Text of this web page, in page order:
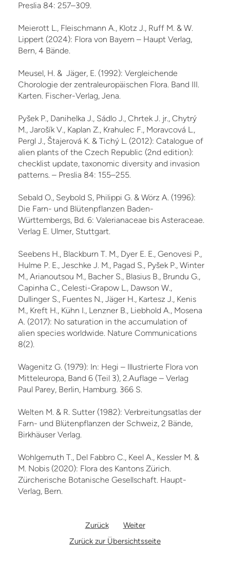
Preslia 84: 257–309.
Meierott L., Fleischmann A., Klotz J., Ruff M. & W.
Lippert (2024): Flora von Bayern – Haupt Verlag,
Bern, 4 Bände.
Meusel, H. & Jäger, E. (1992): Vergleichende
Chorologie der zentraleuropäischen Flora. Band III.
Karten. Fischer-Verlag, Jena.
Pyšek P., Danihelka J., Sádlo J., Chrtek J. jr., Chytrý
M., Jarošík V., Kaplan Z., Krahulec F., Moravcová L.,
Pergl J., Štajerová K. & Tichý L. (2012): Catalogue of
alien plants of the Czech Re­public (2nd edition):
checklist update, taxonomic diversity and invasion
patterns. – Preslia 84: 155–255.
Sebald O., Seybold S, Philippi G. & Wörz A. (1996):
Die Farn- und Blütenpflanzen Baden-
Württembergs, Bd. 6: Valerianaceae bis Asteraceae.
Verlag E. Ulmer, Stuttgart.
Seebens H., Blackburn T. M., Dyer E. E., Genovesi P.,
Hulme P. E., Jeschke J. M., Pagad S., Pyšek P., Winter
M., Arianoutsou M., Bacher S., Blasius B., Brundu G.,
Capinha C., Celesti-Grapow L., Dawson W.,
Dullinger S., Fuentes N., Jäger H., Kartesz J., Kenis
M., Kreft H., Kühn I., Lenzner B., Liebhold A., Mosena
A. (2017): No saturation in the accumulation of
alien species worldwide. Nature Communications
8(2).
Wagenitz G. (1979): In: Hegi – Illustrierte Flora von
Mitteleuropa, Band 6 (Teil 3), 2.Auflage – Verlag
Paul Parey, Berlin, Hamburg. 366 S.
Welten M. & R. Sutter (1982): Verbreitungsatlas der
Farn- und Blütenpflanzen der Schweiz, 2 Bände,
Birkhäuser Verlag.
Wohlgemuth T., Del Fabbro C., Keel A., Kessler M. &
M. Nobis (2020): Flora des Kantons Zürich.
Zürcherische Botanische Gesellschaft. Haupt-
Verlag, Bern.
Zurück
Weiter
Zurück zur Übersichtsseite